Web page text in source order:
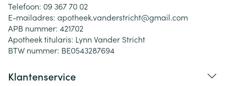
Telefoon: 09 367 70 02
E-mailadres: apotheek.vanderstricht@gmail.com
APB nummer: 421702
Apotheek titularis: Lynn Vander Stricht
BTW nummer: BE0543287694
Klantenservice